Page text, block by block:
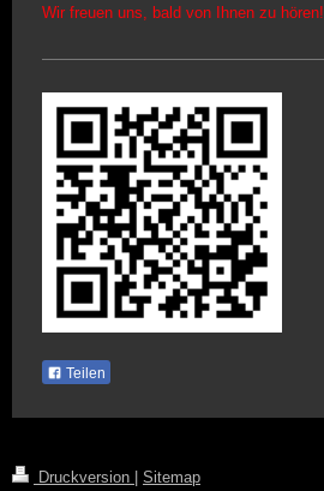
Wir freuen uns, bald von Ihnen zu hören!
Teilen
Druckversion
Sitemap